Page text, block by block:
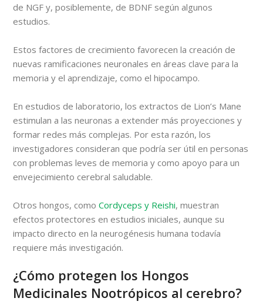
de NGF y, posiblemente, de BDNF según algunos
estudios.
Estos factores de crecimiento favorecen la creación de
nuevas ramificaciones neuronales en áreas clave para la
memoria y el aprendizaje, como el hipocampo.
En estudios de laboratorio, los extractos de Lion’s Mane
estimulan a las neuronas a extender más proyecciones y
formar redes más complejas. Por esta razón, los
investigadores consideran que podría ser útil en personas
con problemas leves de memoria y como apoyo para un
envejecimiento cerebral saludable.
Otros hongos, como Cordyceps y Reishi, muestran
efectos protectores en estudios iniciales, aunque su
impacto directo en la neurogénesis humana todavía
requiere más investigación.
¿Cómo protegen los Hongos
Medicinales Nootrópicos al cerebro?